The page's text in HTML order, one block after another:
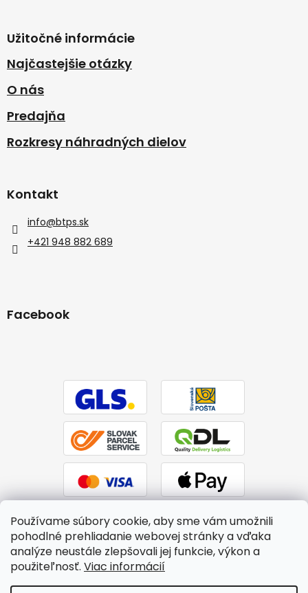
Používame súbory cookie, aby sme vám umožnili
pohodlné prehliadanie webovej stránky a vďaka
analýze neustále zlepšovali jej funkcie, výkon a
použiteľnosť. Viac informácií
Užitočné informácie
Najčastejšie otázky
O nás
Predajňa
Rozkresy náhradných dielov
Kontakt
info@btps.sk
+421 948 882 689
Facebook